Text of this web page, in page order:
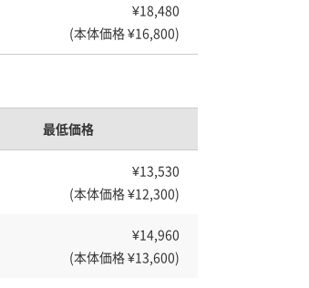
¥18,480
(本体価格 ¥16,800)
最低価格
¥13,530
(本体価格 ¥12,300)
¥14,960
(本体価格 ¥13,600)